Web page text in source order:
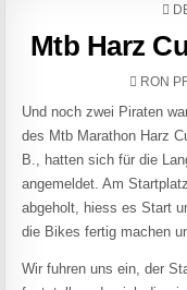
Mtb Harz
RON
Und noch zwei Piraten
des Mtb Marathon Harz
B., hatten sich für die
angemeldet. Am
abgeholt, hiess es Start
die Bikes fertig machen
Wir fuhren uns ein, der